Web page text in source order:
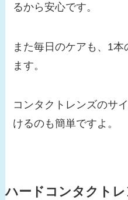
るから安心です。
また毎日のケアも、1
ます。
コンタクトレンズのサ
けるのも簡単ですよ。
ハードコンタクト